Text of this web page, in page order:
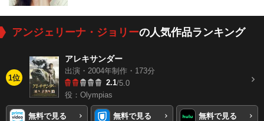
アンジェリーナ・ジョリーの人気作品ランキング
1位
アレキサンダー
出演・2004年制作・173分
2.1/5.0
役：Olympias
無料で見る 無料で見る 無料で見る